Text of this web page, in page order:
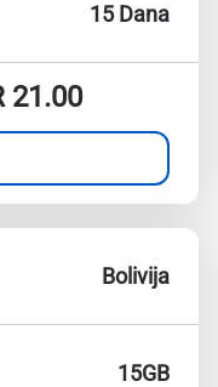
15 Dana
21.00
Bolivija
15GB